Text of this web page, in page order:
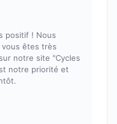
positif ! Nous
vous êtes très
notre site "Cycles
notre priorité et